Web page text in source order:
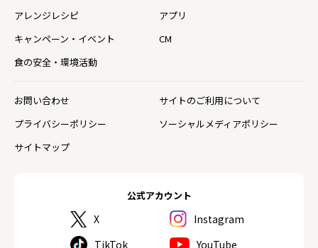
公式アカウント
X
Instagram
TikTok
YouTube
アレンジレシピ
アプリ
キャンペーン・イベント
CM
食の安全・環境活動
お問い合わせ
サイトのご利用について
プライバシーポリシー
ソーシャルメディアポリシー
サイトマップ